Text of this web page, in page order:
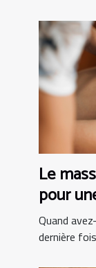
Le
pour
Quand
dernière